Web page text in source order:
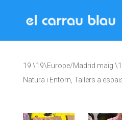
19 \19\Europe/Madrid maig
Natura i Entorn Tallers a